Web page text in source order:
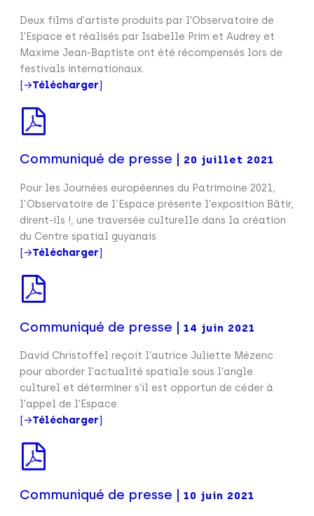
Deux films d'artiste produits par l'Observatoire de
l'Espace et réalisés par Isabelle Prim et Audrey et
Maxime Jean-Baptiste ont été récompensés lors de
festivals internationaux.
[→Télécharger]
Communiqué de presse | 20 juillet 2021
Pour les Journées européennes du Patrimoine 2021,
l’Observatoire de l’Espace présente l’exposition Bâtir,
dirent-ils !, une traversée culturelle dans la création
du Centre spatial guyanais.
[→Télécharger]
Communiqué de presse | 14 juin 2021
David Christoffel reçoit l'autrice Juliette Mézenc
pour aborder l'actualité spatiale sous l'angle
culturel et déterminer s'il est opportun de céder à
l'appel de l'Espace.
[→Télécharger]
Communiqué de presse | 10 juin 2021